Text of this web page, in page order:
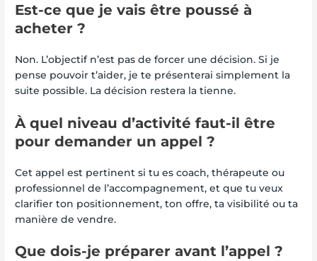
Est-ce que je vais être poussé à
acheter ?
Non. L’objectif n’est pas de forcer une décision. Si je
pense pouvoir t’aider, je te présenterai simplement la
suite possible. La décision restera la tienne.
À quel niveau d’activité faut-il être
pour demander un appel ?
Cet appel est pertinent si tu es coach, thérapeute ou
professionnel de l’accompagnement, et que tu veux
clarifier ton positionnement, ton offre, ta visibilité ou ta
manière de vendre.
Que dois-je préparer avant l’appel ?